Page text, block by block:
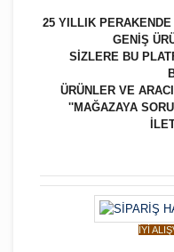
25 YILLIK
GENİŞ
SİZLERE BU
ÜRÜNLER VE
''MAĞAZAYA
İYİ